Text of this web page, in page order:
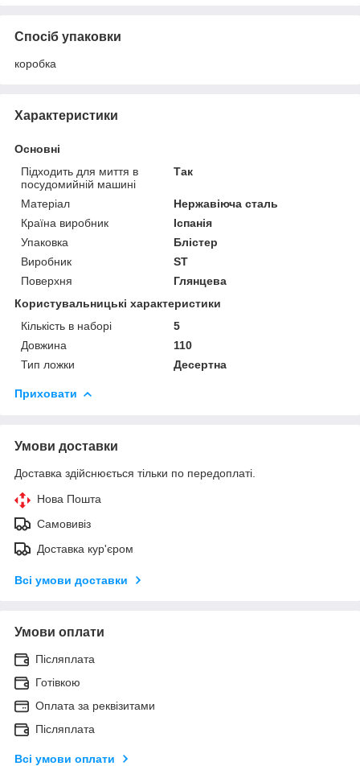
Спосіб упаковки
коробка
Характеристики
Основні
Підходить для миття в
посудомийній машині
Так
Матеріал
Нержавіюча сталь
Країна виробник
Іспанія
Упаковка
Блістер
Виробник
ST
Поверхня
Глянцева
Користувальницькі характеристики
Кількість в наборі
5
Довжина
110
Тип ложки
Десертна
Приховати
Умови доставки
Доставка здійснюється тільки по передоплаті.
Нова Пошта
Самовивіз
Доставка кур'єром
Всі умови доставки
Умови оплати
Післяплата
Готівкою
Оплата за реквізитами
Післяплата
Всі умови оплати